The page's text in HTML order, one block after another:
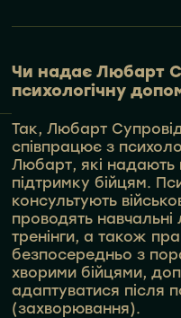
Чи надає Любарт
психологічну
Так, Любарт
співпрацює з
Любарт, які надають
підтримку бійцям.
консультують
проводять навчальні
тренінги, а також
безпосередньо з
хворими бійцями,
адаптуватися після
(захворювання).